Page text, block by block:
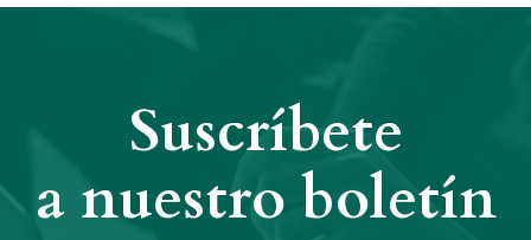
Suscríbete
a nuestro boletín